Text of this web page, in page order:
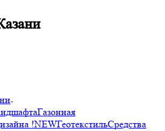
Газонная
!NEWГеотекстильСредства